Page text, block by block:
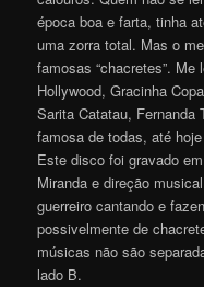
época boa e farta, tinha
uma zorra total. Mas o
famosas “chacretes”.
Hollywood, Gracinha
Sarita Catatau, Fernanda
famosa de todas, até
Este disco foi gravado
Miranda e direção
guerreiro cantando e
possivelmente de
músicas não são
lado B.